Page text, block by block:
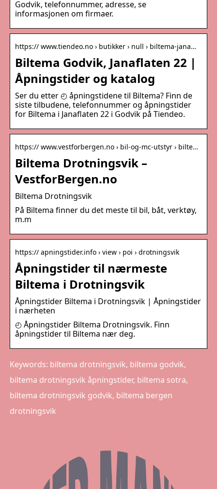
Godvik, telefonnummer, adresse, se
informasjonen om firmaer.
https:// www.tiendeo.no › butikker › null › biltema-jana…
Biltema Godvik, Janaflaten 22 |
Åpningstider og katalog
Ser du etter ◴ åpningstidene til Biltema? Finn de
siste tilbudene, telefonnummer og åpningstider
for Biltema i Janaflaten 22 i Godvik på Tiendeo.
https:// www.vestforbergen.no › bil-og-mc-utstyr › bilte…
Biltema Drotningsvik –
VestforBergen.no
Biltema Drotningsvik
På Biltema finner du det meste til bil, båt, verktøy,
m.m
https:// apningstider.info › view › poi › drotningsvik
Åpningstider til nærmeste
Biltema i Drotningsvik
Åpningstider Biltema i Drotningsvik | Åpningstider
i nærheten
◴ Åpningstider Biltema Drotningsvik. Finn
åpningstider til Biltema nær deg.
Keywords: biltema drotningsvik, biltema godvik,
biltema drotningsvik åpningstider, biltema sotra,
biltema drotningsvik godvik, biltema bergen
drotningsvik